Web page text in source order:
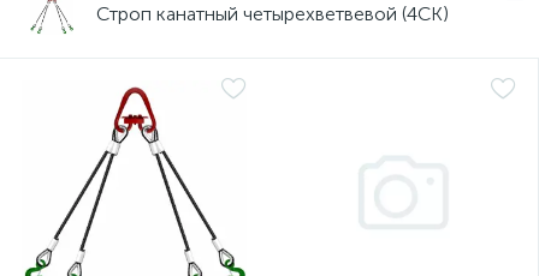
Строп канатный четырехветвевой (4СК)